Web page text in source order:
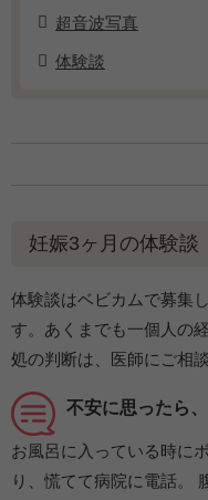
超音波写真
体験談
妊娠3ヶ月の体験談
体験談はベビカムで募集
す。あくまでも一個人の
処の判断は、医師にご相
不安に思ったら
お風呂に入っている時に
り、慌てて病院に電話。